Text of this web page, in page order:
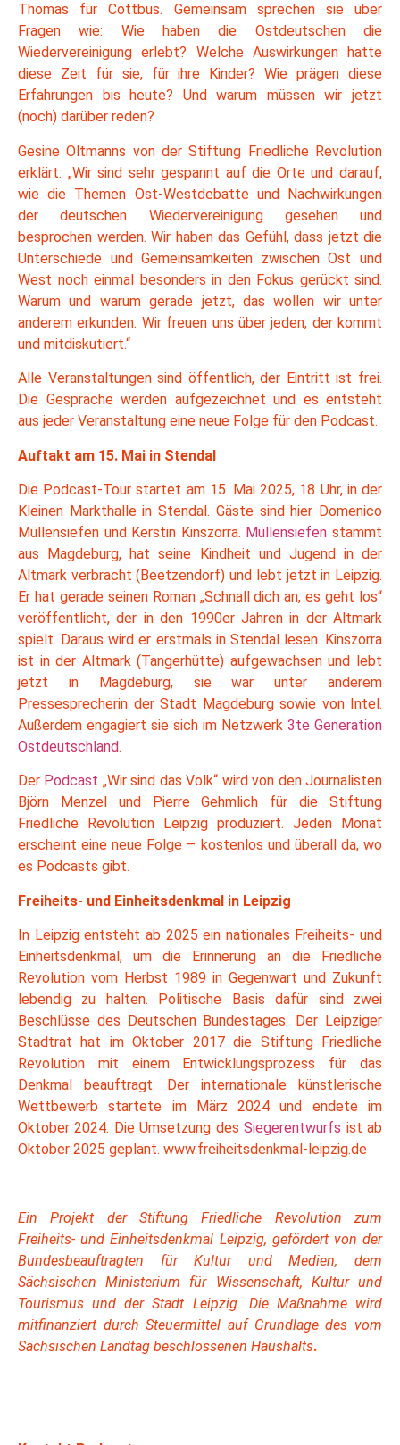
Thomas für Cottbus. Gemeinsam sprechen sie über
Fragen wie: Wie haben die Ostdeutschen die
Wiedervereinigung erlebt? Welche Auswirkungen hatte
diese Zeit für sie, für ihre Kinder? Wie prägen diese
Erfahrungen bis heute? Und warum müssen wir jetzt
(noch) darüber reden?
Gesine Oltmanns von der Stiftung Friedliche Revolution
erklärt: „Wir sind sehr gespannt auf die Orte und darauf,
wie die Themen Ost-Westdebatte und Nachwirkungen
der deutschen Wiedervereinigung gesehen und
besprochen werden. Wir haben das Gefühl, dass jetzt die
Unterschiede und Gemeinsamkeiten zwischen Ost und
West noch einmal besonders in den Fokus gerückt sind.
Warum und warum gerade jetzt, das wollen wir unter
anderem erkunden. Wir freuen uns über jeden, der kommt
und mitdiskutiert.“
Alle Veranstaltungen sind öffentlich, der Eintritt ist frei.
Die Gespräche werden aufgezeichnet und es entsteht
aus jeder Veranstaltung eine neue Folge für den Podcast.
Auftakt am 15. Mai in Stendal
Die Podcast-Tour startet am 15. Mai 2025, 18 Uhr, in der
Kleinen Markthalle in Stendal. Gäste sind hier Domenico
Müllensiefen und Kerstin Kinszorra. Müllensiefen stammt
aus Magdeburg, hat seine Kindheit und Jugend in der
Altmark verbracht (Beetzendorf) und lebt jetzt in Leipzig.
Er hat gerade seinen Roman „Schnall dich an, es geht los“
veröffentlicht, der in den 1990er Jahren in der Altmark
spielt. Daraus wird er erstmals in Stendal lesen. Kinszorra
ist in der Altmark (Tangerhütte) aufgewachsen und lebt
jetzt in Magdeburg, sie war unter anderem
Pressesprecherin der Stadt Magdeburg sowie von Intel.
Außerdem engagiert sie sich im Netzwerk 3te Generation
Ostdeutschland.
Der Podcast „Wir sind das Volk“ wird von den Journalisten
Björn Menzel und Pierre Gehmlich für die Stiftung
Friedliche Revolution Leipzig produziert. Jeden Monat
erscheint eine neue Folge – kostenlos und überall da, wo
es Podcasts gibt.
Freiheits- und Einheitsdenkmal in Leipzig
In Leipzig entsteht ab 2025 ein nationales Freiheits- und
Einheitsdenkmal, um die Erinnerung an die Friedliche
Revolution vom Herbst 1989 in Gegenwart und Zukunft
lebendig zu halten. Politische Basis dafür sind zwei
Beschlüsse des Deutschen Bundestages. Der Leipziger
Stadtrat hat im Oktober 2017 die Stiftung Friedliche
Revolution mit einem Entwicklungsprozess für das
Denkmal beauftragt. Der internationale künstlerische
Wettbewerb startete im März 2024 und endete im
Oktober 2024. Die Umsetzung desSiegerentwurfs ist ab
Oktober 2025 geplant. www.freiheitsdenkmal-leipzig.de
Ein Projekt der Stiftung Friedliche Revolution zum
Freiheits- und Einheitsdenkmal Leipzig, gefördert von der
Bundesbeauftragten für Kultur und Medien, dem
Sächsischen Ministerium für Wissenschaft, Kultur und
Tourismus und der Stadt Leipzig. Die Maßnahme wird
mitfinanziert durch Steuermittel auf Grundlage des vom
Sächsischen Landtag beschlossenen Haushalts.